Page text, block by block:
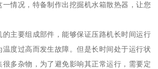
情况，特备制作出挖掘机水箱散热器，让您
的主要组成部件，能够保证压路机长时间运行
温度过高而发生故障。但是长时间处于运行状
多杂物，为了避免影响其正常运行，需要定